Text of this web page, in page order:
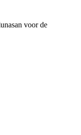
voor de